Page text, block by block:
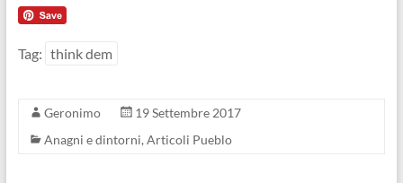
Tag: think dem
Geronimo
19 Settembre 2017
Anagni e dintorni, Articoli Pueblo